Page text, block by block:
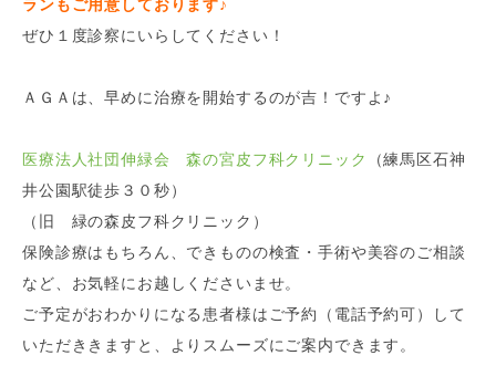
ランもご用意しております♪
ぜひ１度診察にいらしてください！
ＡＧＡは、早めに治療を開始するのが吉！ですよ♪
医療法人社団伸緑会 森の宮皮フ科クリニック
（練馬区石神
井公園駅徒歩３０秒）
（旧 緑の森皮フ科クリニック）
保険診療はもちろん、できものの検査・手術や美容のご相談
など、お気軽にお越しくださいませ。
ご予定がおわかりになる患者様はご予約（電話予約可）して
いただききますと、よりスムーズにご案内できます。